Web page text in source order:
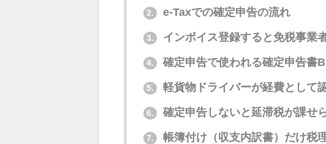
2. e-Taxでの確定申告の流れ
3. インボイス登録すると免税事業
4. 確定申告で使われる確定申告書
5. 軽貨物ドライバーが経費として
6. 確定申告しないと延滞税が課せ
7. 帳簿付け（収支内訳書）だけ税